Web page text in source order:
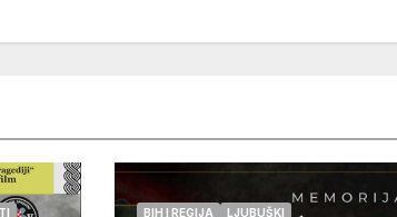
BIH I REGIJA LJUBUŠKI